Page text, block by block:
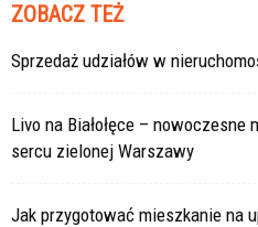
ZOBACZ TEŻ
Sprzedaż udziałów w
Livo na Białołęce –
sercu zielonej Warszawy
Jak przygotować mieszkanie na